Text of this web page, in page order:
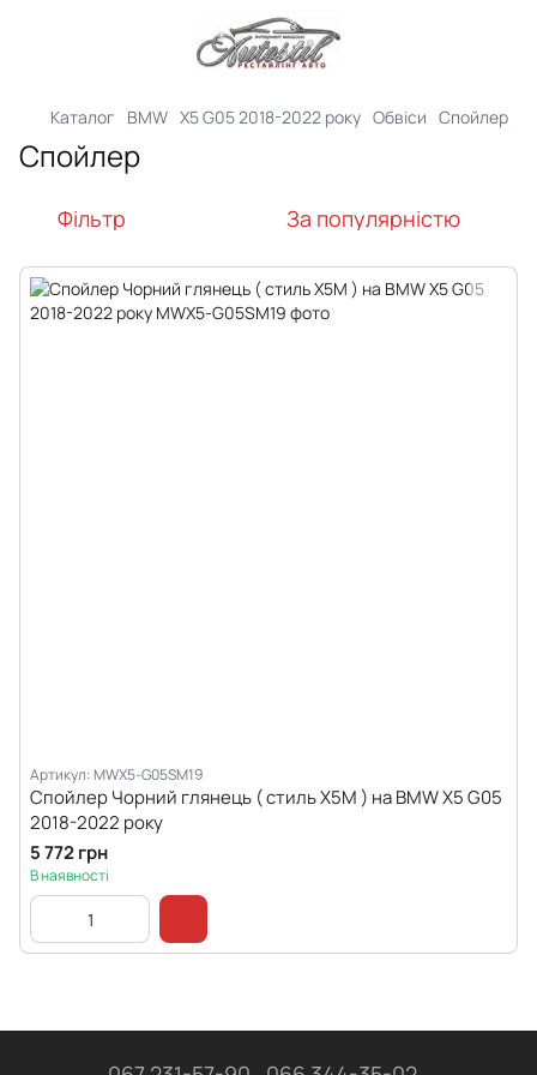
Каталог BMW X5 G05 2018-2022 року Обвіси Спойлер
Спойлер
Фільтр За популярністю
Артикул: MWX5-G05SM19
Спойлер Чорний глянець ( стиль X5M ) на BMW X5 G05
2018-2022 року
5 772 грн
В наявності